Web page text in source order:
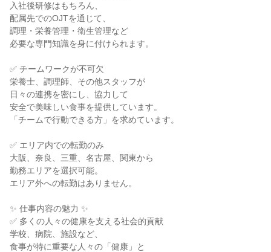
入社後研修はもちろん、
配属先でのOJTを通じて、
調理・栄養管理・衛生管理など
必要な専門知識を身に付けられます。
✅ チームワークが不可欠
栄養士、調理師、その他スタッフが
日々の連携を密にし、協力して
安全で美味しい食事を提供しています。
「チームで行動できる方」を求めています。
✅ エリア内での転勤のみ
大阪、奈良、三重、名古屋、関東から
勤務エリアを選択可能。
エリア外への転勤はありません。
✨ 仕事内容の魅力 ✨
✅ 多くの人々の健康を支える社会的貢献
学校、病院、施設など、
食事が特に重要な人々の「健康」と